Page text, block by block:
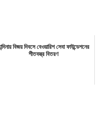
বিজয় দিবসে বেওয়ারিশ সেবা ফাউন্ডেশনের
শীতবস্ত্র বিতরণ